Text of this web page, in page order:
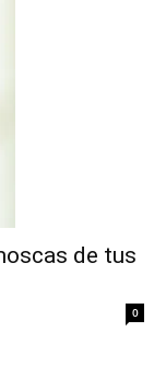
de tus
0